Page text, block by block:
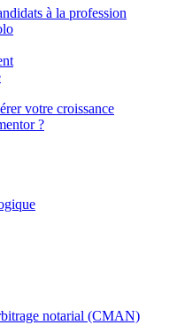
à la profession
votre croissance
?
notarial (CMAN)